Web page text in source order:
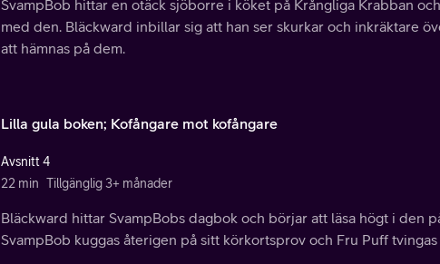
SvampBob hittar en otäck sjöborre i köket på Krångliga Krabban
med den. Bläckward inbillar sig att han ser skurkar och inkräktare
att hämnas på dem.
Lilla gula boken; Kofångare mot kofångare
Avsnitt 4
22 min Tillgänglig 3+ månader
Bläckward hittar SvampBobs dagbok och börjar att läsa högt i den
SvampBob kuggas återigen på sitt körkortsprov och Fru Puff